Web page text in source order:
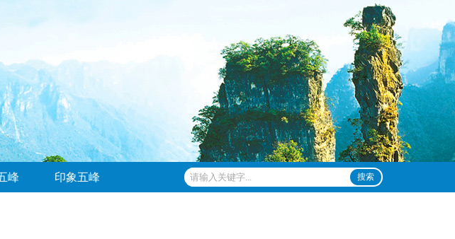
峰 印象五峰 搜索